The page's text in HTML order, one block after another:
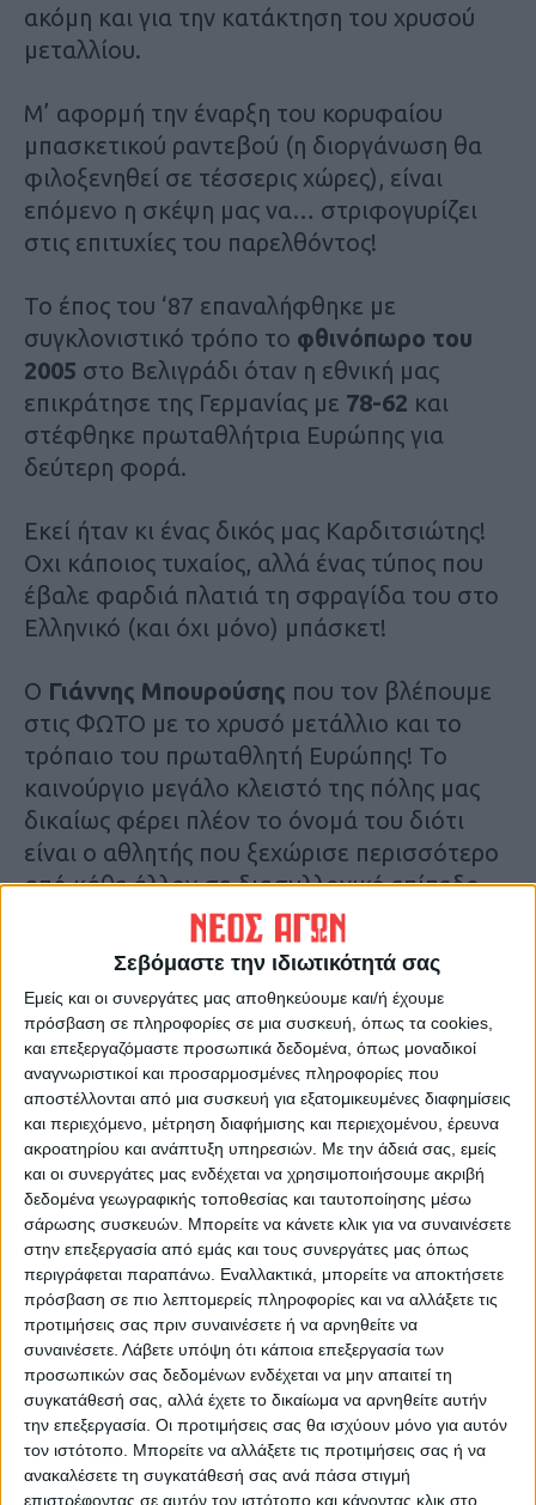
Σεβόμαστε την ιδιωτικότητά σας
Εμείς και οι συνεργάτες μας αποθηκεύουμε και/ή έχουμε
πρόσβαση σε πληροφορίες σε μια συσκευή, όπως τα cookies,
και επεξεργαζόμαστε προσωπικά δεδομένα, όπως μοναδικοί
αναγνωριστικοί και προσαρμοσμένες πληροφορίες που
αποστέλλονται από μια συσκευή για εξατομικευμένες διαφημίσεις
και περιεχόμενο, μέτρηση διαφήμισης και περιεχομένου, έρευνα
ακροατηρίου και ανάπτυξη υπηρεσιών. Με την άδειά σας, εμείς
και οι συνεργάτες μας ενδέχεται να χρησιμοποιήσουμε ακριβή
δεδομένα γεωγραφικής τοποθεσίας και ταυτοποίησης μέσω
σάρωσης συσκευών. Μπορείτε να κάνετε κλικ για να συναινέσετε
στην επεξεργασία από εμάς και τους συνεργάτες μας όπως
περιγράφεται παραπάνω. Εναλλακτικά, μπορείτε να αποκτήσετε
πρόσβαση σε πιο λεπτομερείς πληροφορίες και να αλλάξετε τις
προτιμήσεις σας πριν συναινέσετε ή να αρνηθείτε να
συναινέσετε. Λάβετε υπόψη ότι κάποια επεξεργασία των
προσωπικών σας δεδομένων ενδέχεται να μην απαιτεί τη
συγκατάθεσή σας, αλλά έχετε το δικαίωμα να αρνηθείτε αυτήν
την επεξεργασία. Οι προτιμήσεις σας θα ισχύουν μόνο για αυτόν
τον ιστότοπο. Μπορείτε να αλλάξετε τις προτιμήσεις σας ή να
ανακαλέσετε τη συγκατάθεσή σας ανά πάσα στιγμή
επιστρέφοντας σε αυτόν τον ιστότοπο και κάνοντας κλικ στο
ακόμη και για την κατάκτηση του χρυσού
μεταλλίου.
Μ’ αφορμή την έναρξη του κορυφαίου
μπασκετικού ραντεβού (η διοργάνωση θα
φιλοξενηθεί σε τέσσερις χώρες), είναι
επόμενο η σκέψη μας να… στριφογυρίζει
στις επιτυχίες του παρελθόντος!
Το έπος του ‘87 επαναλήφθηκε με
συγκλονιστικό τρόπο το φθινόπωρο του
2005 στο Βελιγράδι όταν η εθνική μας
επικράτησε της Γερμανίας με 78-62 και
στέφθηκε πρωταθλήτρια Ευρώπης για
δεύτερη φορά.
Εκεί ήταν κι ένας δικός μας Καρδιτσιώτης!
Οχι κάποιος τυχαίος, αλλά ένας τύπος που
έβαλε φαρδιά πλατιά τη σφραγίδα του στο
Ελληνικό (και όχι μόνο) μπάσκετ!
Ο Γιάννης Μπουρούσης που τον βλέπουμε
στις ΦΩΤΟ με το χρυσό μετάλλιο και το
τρόπαιο του πρωταθλητή Ευρώπης! Το
καινούργιο μεγάλο κλειστό της πόλης μας
δικαίως φέρει πλέον το όνομά του διότι
είναι ο αθλητής που ξεχώρισε περισσότερο
από κάθε άλλον σε διασυλλογικό επίπεδο
από την περιοχή μας…
Και η προσφορά του στην Καρδίτσα
συνεχίζεται πλέον από τη θέση του
προέδρου του ΑΣΚ!
Θ.Κ.
Τελευταίες Ειδήσεις Σήμερα